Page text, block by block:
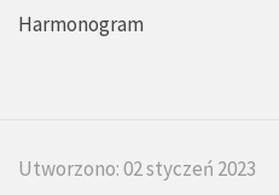
Harmonogram
Utworzono: 02 styczeń 2023